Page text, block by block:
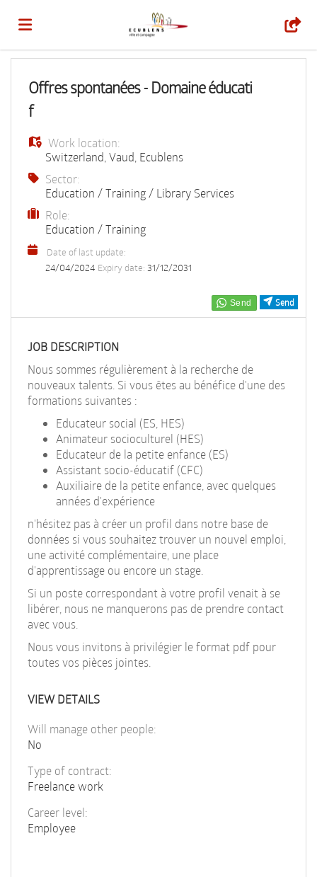
list
Upload
your
CV
Login
Language
EN
FR
IT
DE
ES
PT
Send
Offres spontanées - Domaine éducati
f
Work location:
Switzerland Vaud Ecublens
Sector:
Education / Training / Library Services
Role:
Education / Training
Date of last update:
24/04/2024 Expiry date: 31/12/2031
JOB DESCRIPTION
Nous sommes régulièrement à la recherche de
nouveaux talents. Si vous êtes au bénéfice d'une des
formations suivantes :
Educateur social (ES, HES)
Animateur socioculturel (HES)
Educateur de la petite enfance (ES)
Assistant socio-éducatif (CFC)
Auxiliaire de la petite enfance, avec quelques
années d'expérience
n'hésitez pas à créer un profil dans notre base de
données si vous souhaitez trouver un nouvel emploi,
une activité complémentaire, une place
d'apprentissage ou encore un stage.
Si un poste correspondant à votre profil venait à se
libérer, nous ne manquerons pas de prendre contact
avec vous.
Nous vous invitons à privilégier le format pdf pour
toutes vos pièces jointes.
VIEW DETAILS
Will manage other people:
No
Type of contract:
Freelance work
Career level:
Employee